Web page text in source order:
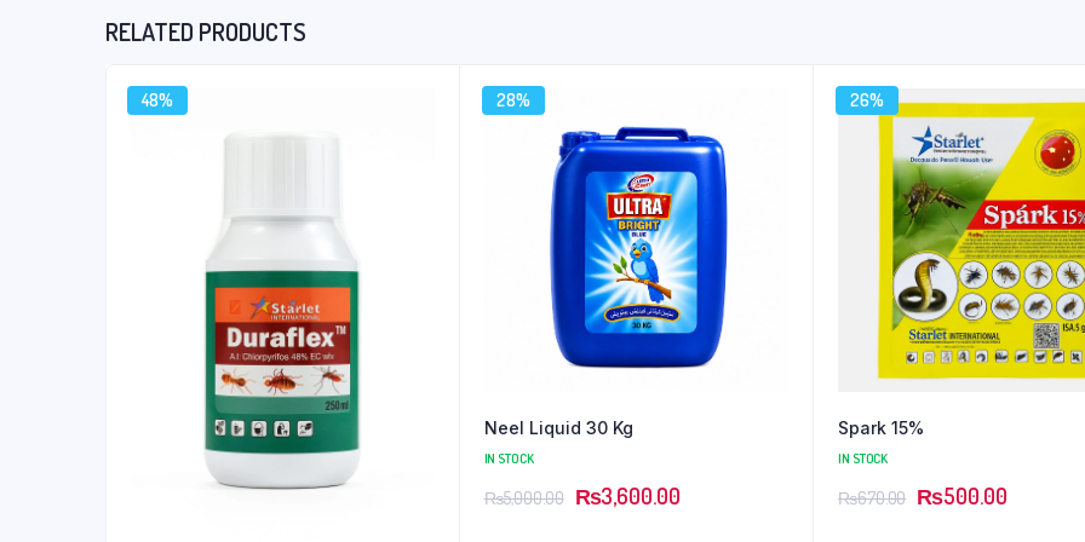
RELATED PRODUCTS
48% 28%
Neel Liquid 30 Kg
IN STOCK
₨5,000.00 ₨3,600.00
26%
Spark 15%
IN STOCK
₨670.00 ₨500.00